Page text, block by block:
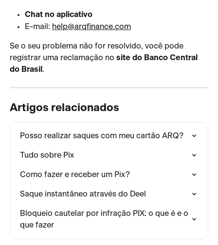
Chat no aplicativo
E-mail: help@arqfinance.com
Se o seu problema não for resolvido, você pode
registrar uma reclamação no site do Banco Central
do Brasil .
Artigos relacionados
Posso realizar saques com meu cartão ARQ?
Tudo sobre Pix
Como fazer e receber um Pix?
Saque instantâneo através do Deel
Bloqueio cautelar por infração PIX: o que é e o
que fazer